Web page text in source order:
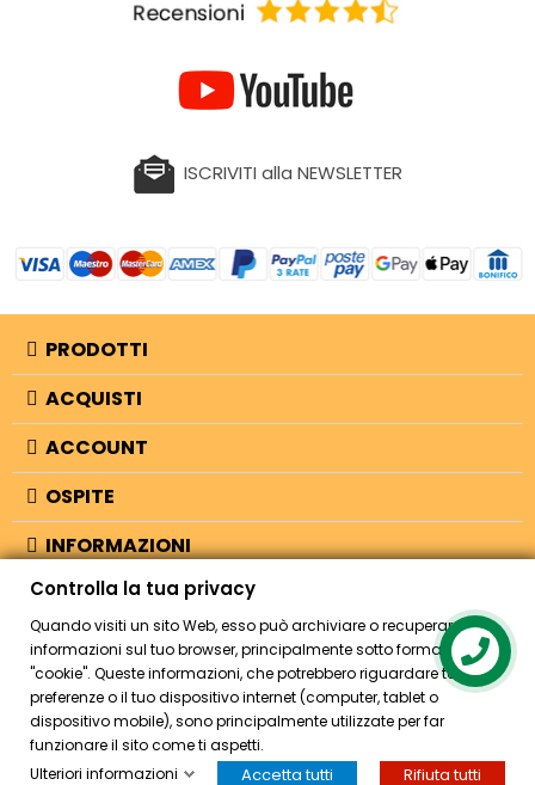
ISCRIVITI alla NEWSLETTER
PRODOTTI
ACQUISTI
ACCOUNT
OSPITE
INFORMAZIONI
NEGOZIO
© 2026 - Bellearti.it -credits
Controlla la tua privacy
Quando visiti un sito Web, esso può archiviare o recuperare
informazioni sul tuo browser, principalmente sotto forma di
"cookie". Queste informazioni, che potrebbero riguardare te, le tue
preferenze o il tuo dispositivo internet (computer, tablet o
dispositivo mobile), sono principalmente utilizzate per far
funzionare il sito come ti aspetti.
Ulteriori informazioni
Accetta tutti Rifiuta tutti
Contact us